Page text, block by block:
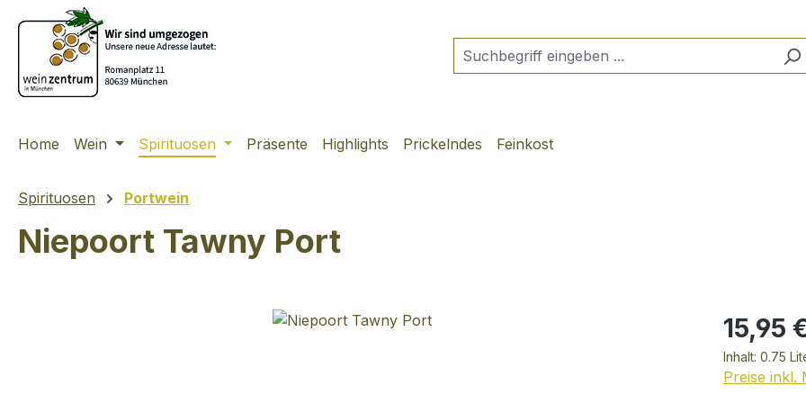
Hauptinhalt springen
Zur Suche springen
Zur Hauptnavigation springen
Home Wein Spirituosen Präsente Highlights Prickelndes Feinkost
Spirituosen Portwein
Niepoort Tawny Port
15,95
Inhalt: 0.75
Preise inkl.